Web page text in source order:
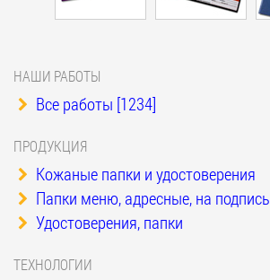
НАШИ РАБОТЫ
Все работы [1234]
ПРОДУКЦИЯ
Кожаные папки и удостоверения
Папки меню, адресные, на подпись
Удостоверения, папки
ТЕХНОЛОГИИ